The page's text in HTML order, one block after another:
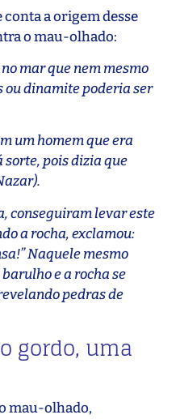
a origem desse
o mau-olhado:
mar que nem mesmo
ou dinamite poderia ser
um homem que era
pois dizia que
conseguiram levar este
a rocha, exclamou:
Naquele mesmo
e a rocha se
pedras de
gordo, uma
mau-olhado,